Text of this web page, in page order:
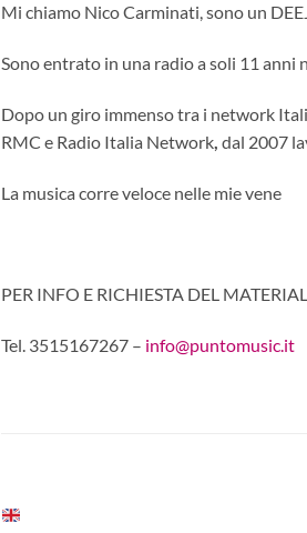
Mi chiamo Nico Carminati, sono un
Sono entrato in una radio a soli 11 anni
Dopo un giro immenso tra i network
RMC e Radio Italia Network, dal 2007
La musica corre veloce nelle mie vene
PER INFO E RICHIESTA DEL
Tel. 3515167267 – info@puntomusic.it